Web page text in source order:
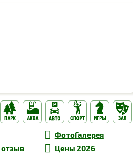
отзыв
ФотоГалерея
Цены 2026